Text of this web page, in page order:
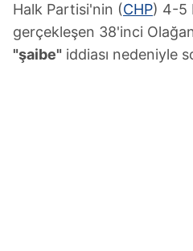
Halk Partisi'nin (CHP) 4-5
gerçekleşen 38'inci
"şaibe" iddiası nedeniyle